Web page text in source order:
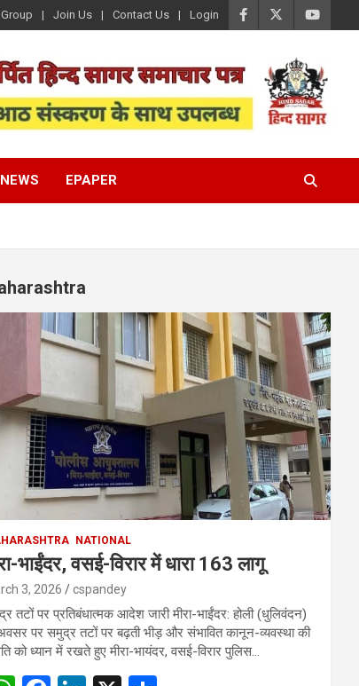
Join Us Contact Us Login
EPAPER
NATIONAL
भाईंदर, वसई-विरार में धारा 163 लागू
3, 2026 cspandey
तटों पर प्रतिबंधात्मक आदेश जारी मीरा-भाईंदर: होली (धुलिवंदन)
पर समुद्र तटों पर बढ़ती भीड़ और संभावित कानून-व्यवस्था की
को ध्यान में रखते हुए मीरा-भायंदर, वसई-विरार पुलिस…